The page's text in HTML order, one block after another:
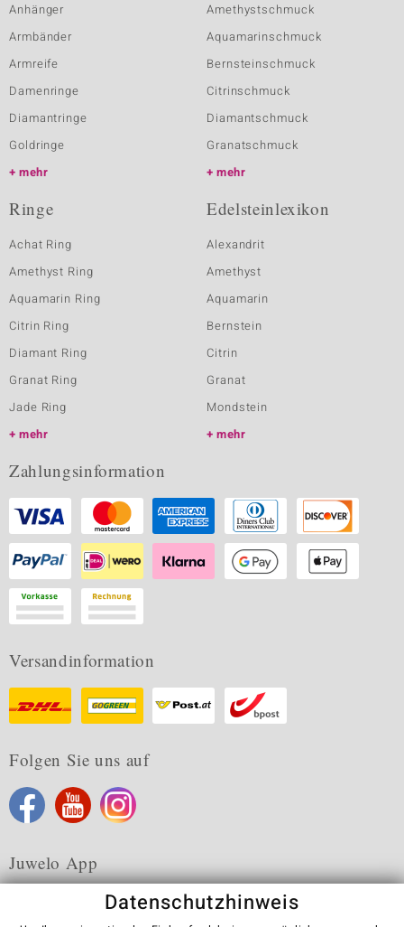
Anhänger
Armbänder
Armreife
Damenringe
Diamantringe
Goldringe
mehr
Amethystschmuck
Aquamarinschmuck
Bernsteinschmuck
Citrinschmuck
Diamantschmuck
Granatschmuck
mehr
Ringe
Achat Ring
Amethyst Ring
Aquamarin Ring
Citrin Ring
Diamant Ring
Granat Ring
Jade Ring
mehr
Edelsteinlexikon
Alexandrit
Amethyst
Aquamarin
Bernstein
Citrin
Granat
Mondstein
mehr
Zahlungsinformation
Versandinformation
Folgen Sie uns auf
Juwelo App
Datenschutzhinweis